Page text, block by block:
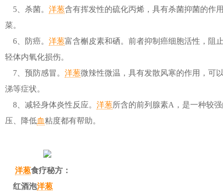
5、杀菌。 洋葱含有挥发性的硫化丙烯，具有杀菌抑菌的作
菜。
6、防癌。 洋葱富含槲皮素和硒。前者抑制癌细胞活性，阻
轻体内氧化损伤。
7、预防感冒。 洋葱微辣性微温，具有发散风寒的作用，可
涕等症状。
8、减轻身体炎性反应。 洋葱所含的前列腺素A，是一种较
压、降低血粘度都有帮助。
洋葱食疗秘方：
红酒泡洋葱